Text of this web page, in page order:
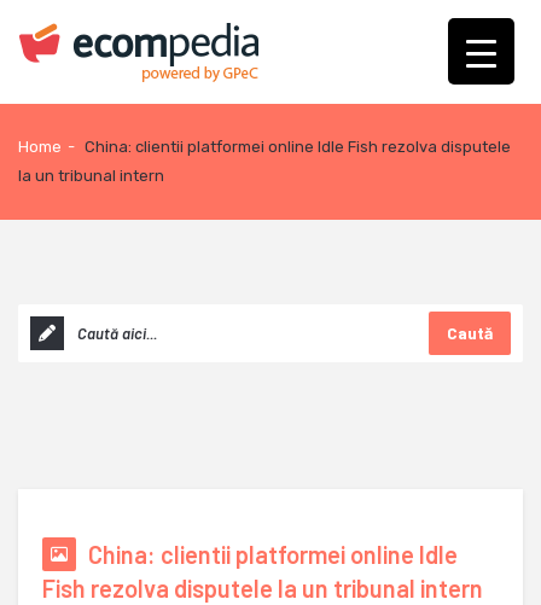
Home - China: clientii platformei online Idle Fish rezolva disputele
la un tribunal intern
Caută
China: clientii platformei online Idle
Fish rezolva disputele la un tribunal intern